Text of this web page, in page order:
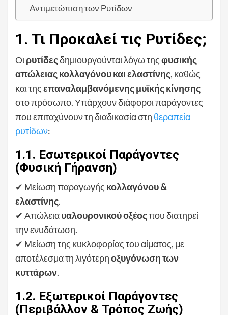
Αντιμετώπιση των Ρυτίδων
1. Τι Προκαλεί τις Ρυτίδες;
Οι ρυτίδεςδημιουργούνται λόγω τηςφυσικής
απώλειας κολλαγόνου και ελαστίνης, καθώς
και τηςεπαναλαμβανόμενης μυϊκής κίνησης
στο πρόσωπο. Υπάρχουν διάφοροι παράγοντες
που επιταχύνουν τη διαδικασία στη θεραπεία
ρυτίδων:
1.1. Εσωτερικοί Παράγοντες
(Φυσική Γήρανση)
✔ Μείωση παραγωγής κολλαγόνου &
ελαστίνης.
✔ Απώλειαυαλουρονικού οξέοςπου διατηρεί
την ενυδάτωση.
✔ Μείωση της κυκλοφορίας του αίματος, με
αποτέλεσμα τη λιγότερηοξυγόνωση των
κυττάρων.
1.2. Εξωτερικοί Παράγοντες
(Περιβάλλον & Τρόπος Ζωής)